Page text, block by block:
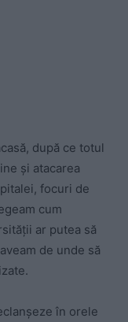
după ce totul
și atacarea
focuri de
cum
ar putea să
de unde să
în orele